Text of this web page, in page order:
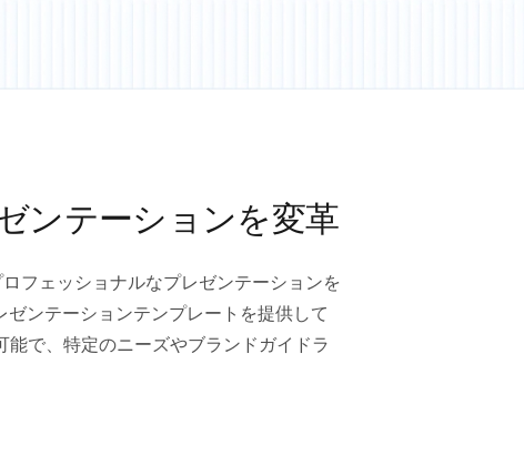
ンテーションを変革
フェッショナルなプレゼンテーションを
ンテーションテンプレートを提供して
で、特定のニーズやブランドガイドラ